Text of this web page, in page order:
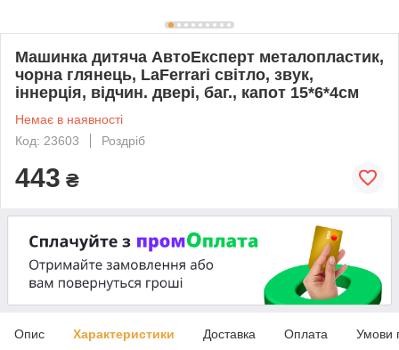
Машинка дитяча АвтоЕксперт металопластик,
чорна глянець, LaFerrari світло, звук,
іннерція, відчин. двері, баг., капот 15*6*4см
Немає в наявності
Код: 23603
Роздріб
443 ₴
Опис Характеристики Доставка Оплата Умови